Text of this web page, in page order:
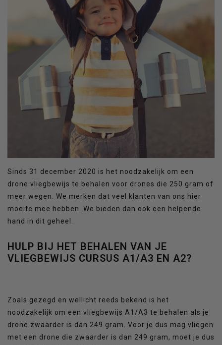
Sinds 31 december 2020 is het noodzakelijk om een
drone vliegbewijs te behalen voor drones die 250 gram of
meer wegen. We merken dat veel klanten van ons hier
moeite mee hebben. We bieden dan ook een helpende
hand in dit geheel.
HULP BIJ HET BEHALEN VAN JE
VLIEGBEWIJS CURSUS A1/A3 EN A2?
Zoals gezegd en wellicht reeds bekend is het
noodzakelijk om een vliegbewijs A1/A3 te behalen als je
drone zwaarder is dan 249 gram. Voor je dus mag vliegen
met een drone die zwaarder is dan 249 gram, moet je dus